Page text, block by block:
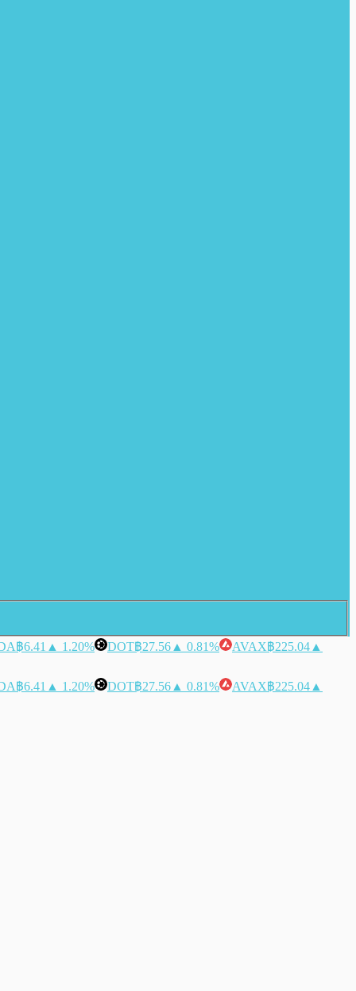
฿6.41 ▲ 1.20% DOT฿27.56 ▲ 0.81% AVAX฿225.04 ▲
฿6.41 ▲ 1.20% DOT฿27.56 ▲ 0.81% AVAX฿225.04 ▲